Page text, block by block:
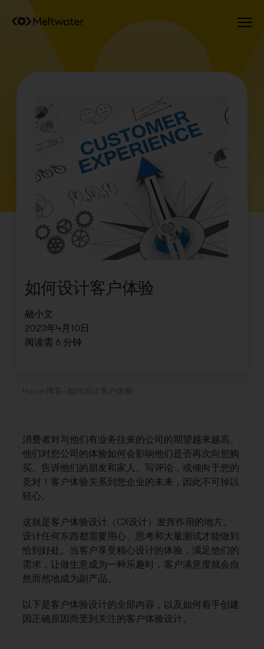
如何设计客户体验
融小文
2023年4月10日
阅读需 6 分钟
如何设计客户体验
消费者对与他们有业务往来的公司的期望越来越高。
他们对您公司的体验如何会影响他们是否再次向您购
买、告诉他们的朋友和家人、写评论，或倾向于您的
竞对！客户体验关系到您企业的未来，因此不可掉以
轻心。
这就是客户体验设计（CX设计）发挥作用的地方。
设计任何东西都需要用心、思考和大量测试才能做到
恰到好处。当客户享受精心设计的体验，满足他们的
需求，让做生意成为一种乐趣时，客户满意度就会自
然而然地成为副产品。
以下是客户体验设计的全部内容，以及如何着手创建
因正确原因而受到关注的客户体验设计。